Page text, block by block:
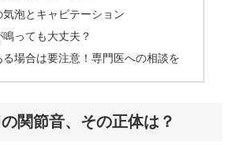
気泡とキャビテーション
鳴っても大丈夫？
る場合は要注意！専門医への相談を
関節音、その正体は？